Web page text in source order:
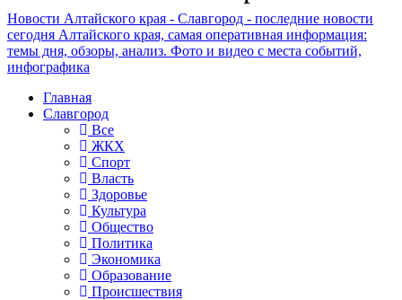
Новости Алтайского края - Славгород - последние новости
сегодня Алтайского края, самая оперативная информация:
темы дня, обзоры, анализ. Фото и видео с места событий,
инфографика
Главная
Славгород
Все
ЖКХ
Спорт
Власть
Здоровье
Культура
Общество
Политика
Экономика
Образование
Происшествия